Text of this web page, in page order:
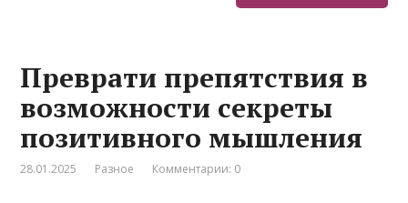
Преврати препятствия в
возможности секреты
позитивного мышления
28.01.2025 Разное Комментарии: 0